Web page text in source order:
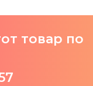
товар по